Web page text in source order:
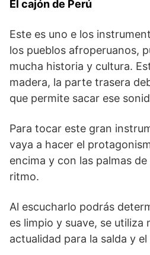
El cajón de Perú
Este es uno e los
los pueblos afroperuanos,
mucha historia y cultura.
madera, la parte trasera
que permite sacar ese
Para tocar este gran
vaya a hacer el
encima y con las palmas
ritmo.
Al escucharlo podrás
es limpio y suave, se utiliza
actualidad para la salda y